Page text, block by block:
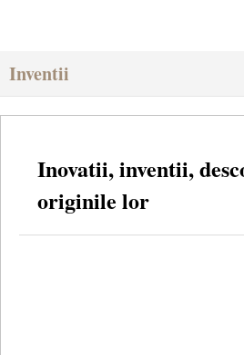
Inventii
Inovatii, inventii,
originile lor